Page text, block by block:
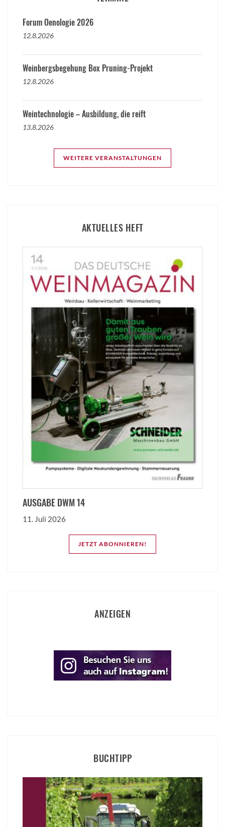
Forum Oenologie 2026
12.8.2026
Weinbergsbegehung Box Pruning-Projekt
12.8.2026
Weintechnologie – Ausbildung, die reift
13.8.2026
WEITERE VERANSTALTUNGEN
AKTUELLES HEFT
AUSGABE DWM 14
11. Juli 2026
JETZT ABONNIEREN!
ANZEIGEN
BUCHTIPP